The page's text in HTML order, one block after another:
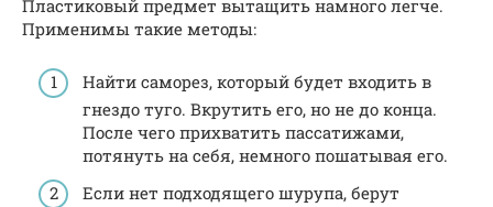
Пластиковый предмет вытащить намного легче.
Применимы такие методы:
Найти саморез, который будет входить в
гнездо туго. Вкрутить его, но не до конца.
После чего прихватить пассатижами,
потянуть на себя, немного пошатывая его.
Если нет подходящего шурупа, берут